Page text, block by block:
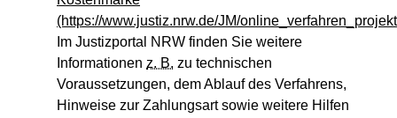
(https://www.justiz.nrw.de/JM/
Im Justizportal NRW finden Sie weitere
Informationen z. B. zu technischen
Voraussetzungen, dem Ablauf des Verfahrens,
Hinweise zur Zahlungsart sowie weitere Hilfen